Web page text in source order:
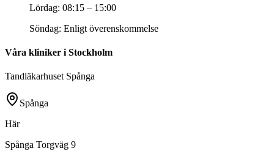
Lördag: 08:15 – 15:00
Söndag: Enligt överenskommelse
Våra kliniker i Stockholm
Tandläkarhuset Spånga
Spånga
Här
Spånga Torgväg 9